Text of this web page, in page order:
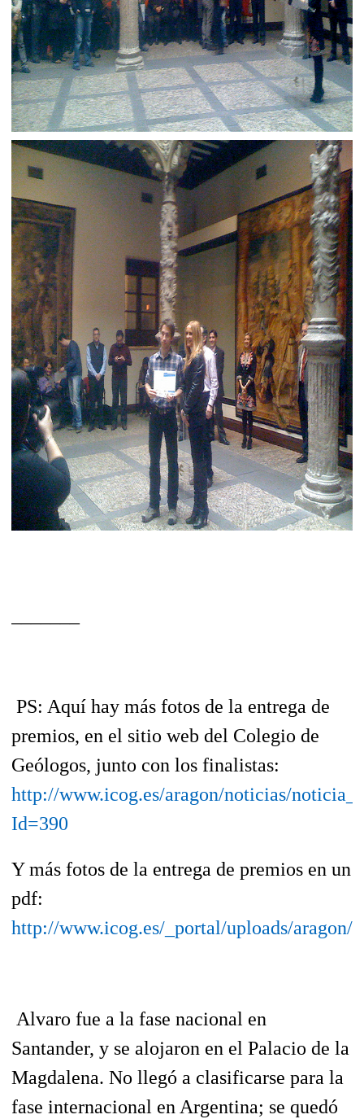
PS: Aquí hay más fotos de la entrega de
premios, en el sitio web del Colegio de
Geólogos, junto con los finalistas:
http://www.icog.es/aragon/noticias/
Id=390
Y más fotos de la entrega de premios en un
pdf:
http://www.icog.es/_portal/uploads/aragon/
Alvaro fue a la fase nacional en
Santander, y se alojaron en el Palacio de la
Magdalena. No llegó a clasificarse para la
fase internacional en Argentina; se quedó